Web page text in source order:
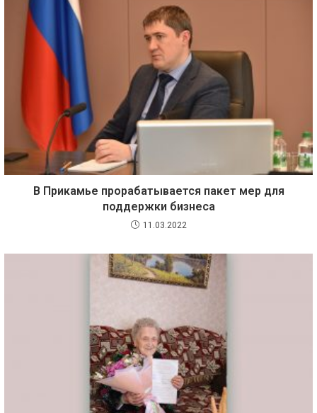
В Прикамье прорабатывается пакет мер для
поддержки бизнеса
11.03.2022